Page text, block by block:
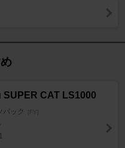
SUPER CAT LS1000
バック [FY]
1